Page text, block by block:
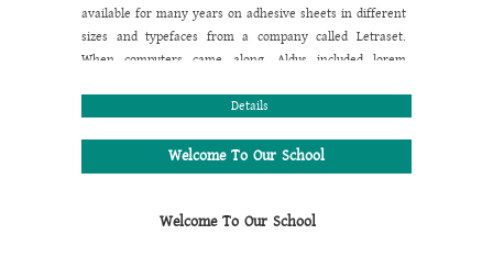
available for many years on adhesive sheets in different
sizes and typefaces from a company called Letraset.
When computers came along, Aldus included lorem
now see it wherever designers, content designers, art
are at work. They use it daily when using programs
such as Adobe Photoshop, Paint Shop Pro, Dreamweaver,
Details
Welcome To Our School
Welcome To Our School